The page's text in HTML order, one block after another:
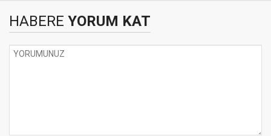
HABERE YORUM KAT